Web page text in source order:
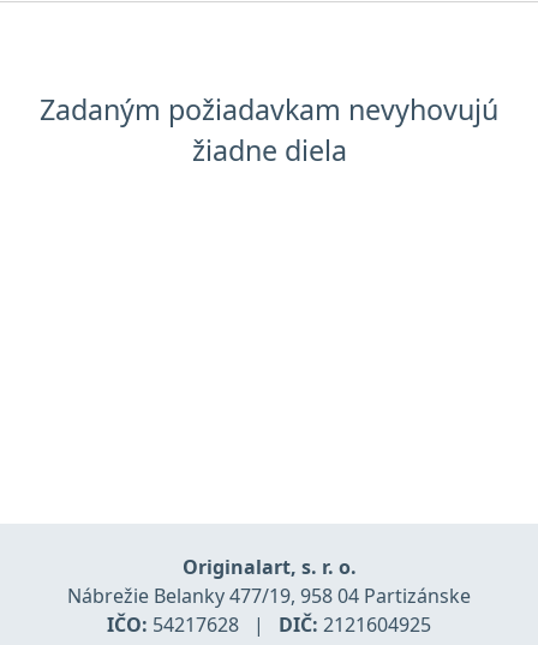
Zadaným požiadavkam nevyhovujú
žiadne diela
Originalart, s. r. o.
Nábrežie Belanky 477/19, 958 04 Partizánske
IČO: 54217628 | DIČ: 2121604925